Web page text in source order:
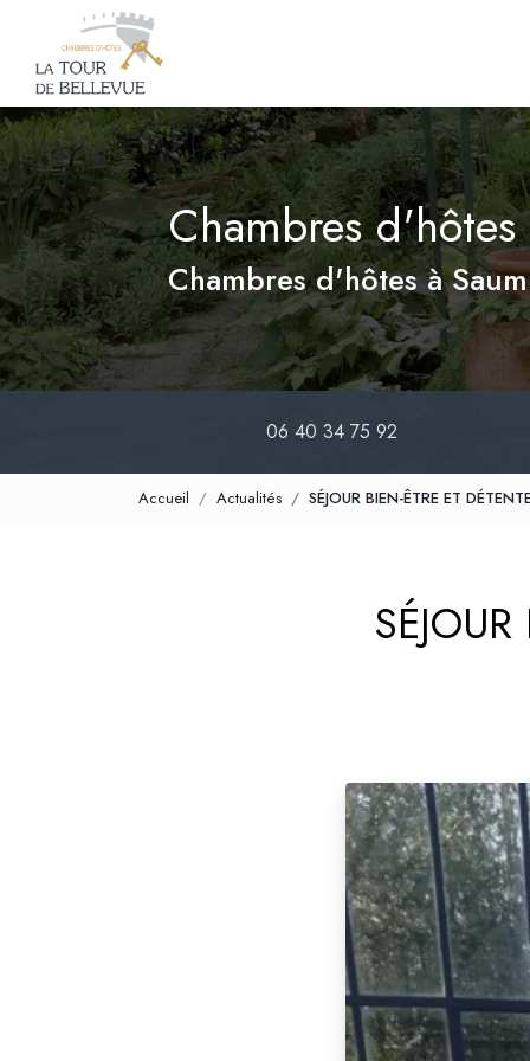
contenu
principal
Chambres
Chambres d'hôtes à
06 40 34 75 92
Accueil Actualités SÉJOUR BIEN-ÊTRE ET